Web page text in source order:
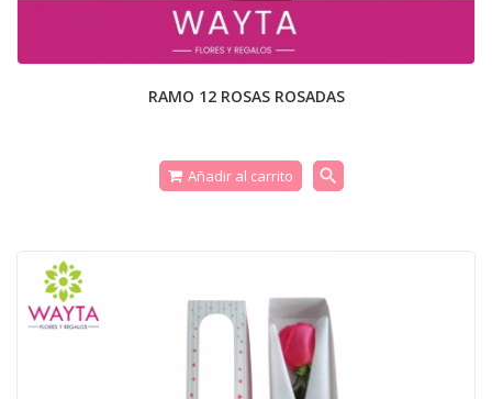
RAMO 12 ROSAS ROSADAS
Añadir al carrito search